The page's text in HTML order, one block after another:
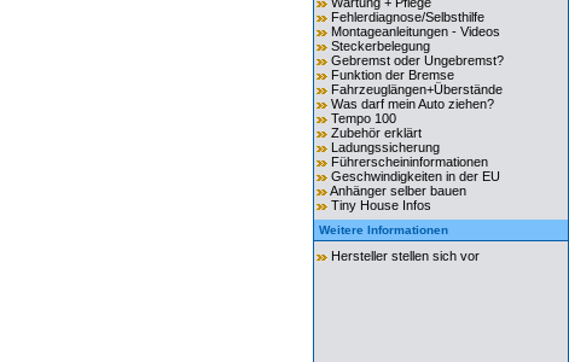
Fehlerdiagnose/Selbsthilfe
Montageanleitungen - Videos
Steckerbelegung
Gebremst oder Ungebremst?
Funktion der Bremse
Fahrzeuglängen+Überstände
Was darf mein Auto ziehen?
Tempo 100
Zubehör erklärt
Ladungssicherung
Führerscheininformationen
Geschwindigkeiten in der EU
Anhänger selber bauen
Tiny House Infos
Weitere Informationen
Hersteller stellen sich vor